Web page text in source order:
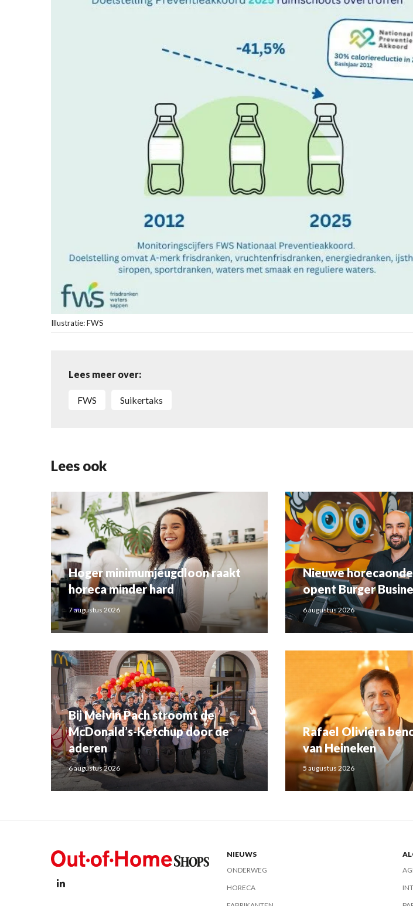
Illustratie: FWS
Lees meer over:
FWS Suikertaks
Lees ook
Hoger minimumjeugdloon raakt
horeca minder hard
7 augustus 2026
Nieuwe
opent Burger
6 augustus 2026
Bij Melvin Pach stroomt de
McDonald’s-Ketchup door de
aderen
6 augustus 2026
Rafael Oliviera
van Heineken
5 augustus 2026
NIEUWS
ONDERWEG
HORECA